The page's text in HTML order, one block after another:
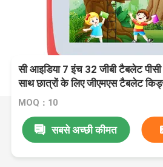
सी आइडिया 7 इंच 32 जीबी टैबलेट
साथ छात्रों के लिए जीएमएस टैबलेट
MOQ：10
सबसे अच्छी कीमत